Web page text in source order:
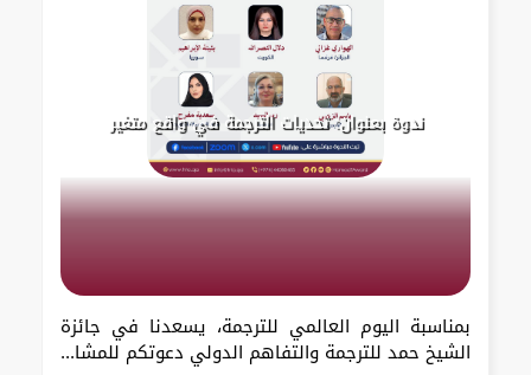
ندوة بعنوان: تحديات الترجمة في واقع متغير
بمناسبة اليوم العالمي للترجمة، يسعدنا في جائزة
الشيخ حمد للترجمة والتفاهم الدولي دعوتكم للمشا...